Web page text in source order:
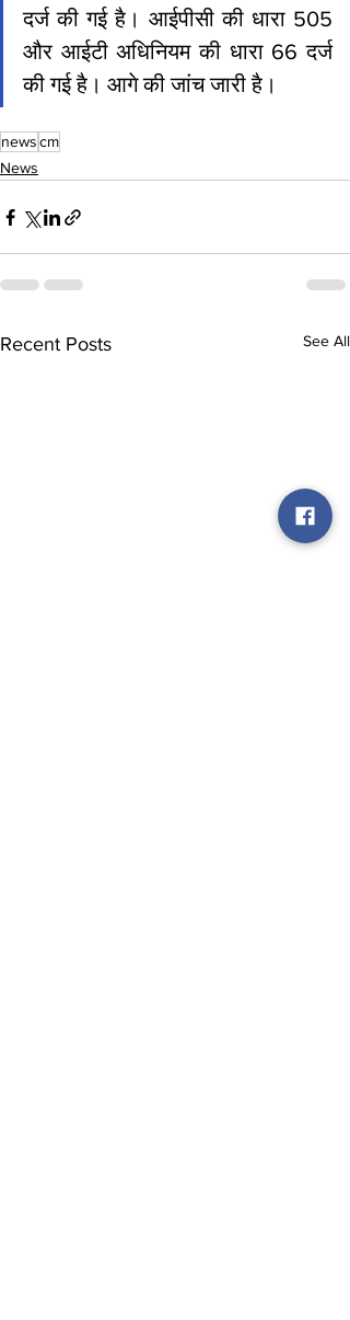
दर्ज की गई है। आईपीसी की धारा 505
और आईटी अधिनियम की धारा 66 दर्ज
की गई है। आगे की जांच जारी है।
newscm
News
Recent Posts See All